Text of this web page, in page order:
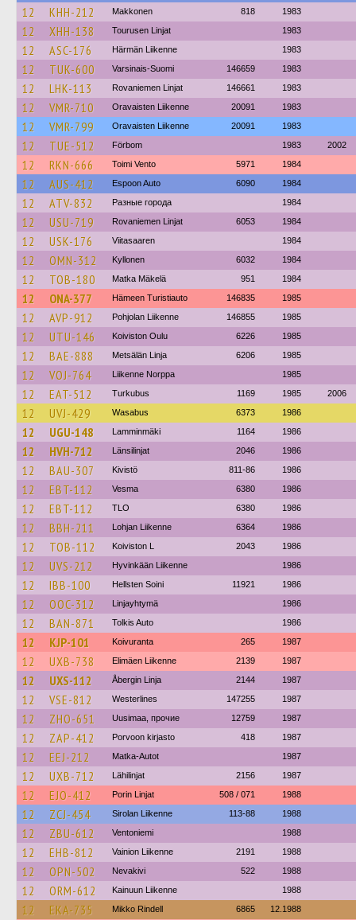
12
KHH-212 Makkonen 818 1983
12 XHH-138 Tourusen Linjat 1983
12 ASC-176 Härmän Liikenne 1983
12 TUK-600 Varsinais-Suomi 146659 1983
12 LHK-113 Rovaniemen Linjat 146661 1983
12 VMR-710 Oravaisten Liikenne 20091 1983
12 VMR-799 Oravaisten Liikenne 20091 1983
12 TUE-512 Förbom 1983 2002
12 RKN-666 Toimi Vento 5971 1984
12 AUS-412 Espoon Auto 6090 1984
12 ATV-832 Разные города 1984
12 USU-719 Rovaniemen Linjat 6053 1984
12 USK-176 Viitasaaren 1984
12 OMN-312 Kyllonen 6032 1984
12 TOB-180 Matka Mäkelä 951 1984
12 ONA-377 Hämeen Turistiauto 146835 1985
12 AVP-912 Pohjolan Liikenne 146855 1985
12 UTU-146 Koiviston Oulu 6226 1985
12 BAE-888 Metsälän Linja 6206 1985
12 VOJ-764 Liikenne Norppa 1985
12 EAT-512 Turkubus 1169 1985 2006
12 UVJ-429 Wasabus 6373 1986
12 UGU-148 Lamminmäki 1164 1986
12 HVH-712 Länsilinjat 2046 1986
12 BAU-307 Kivistö 811-86 1986
12 EBT-112 Vesma 6380 1986
12 EBT-112 TLO 6380 1986
12 BBH-211 Lohjan Liikenne 6364 1986
12 TOB-112 Koiviston L 2043 1986
12 UVS-212 Hyvinkään Liikenne 1986
12 IBB-100 Hellsten Soini 11921 1986
12 OOC-312 Linjayhtymä 1986
12 BAN-871 Tolkis Auto 1986
12 KJP-101 Koivuranta 265 1987
12 UXB-738 Elimäen Liikenne 2139 1987
12 UXS-112 Åbergin Linja 2144 1987
12 VSE-812 Westerlines 147255 1987
12 ZHO-651 Uusimaa, прочие 12759 1987
12 ZAP-412 Porvoon kirjasto 418 1987
12 EEJ-212 Matka-Autot 1987
12 UXB-712 Lähilinjat 2156 1987
12 EJO-412 Porin Linjat 508 / 071 1988
12 ZCJ-454 Sirolan Liikenne 113-88 1988
12 ZBU-612 Ventoniemi 1988
12 EHB-812 Vainion Liikenne 2191 1988
12 OPN-502 Nevakivi 522 1988
12 ORM-612 Kainuun Liikenne 1988
12 EKA-735 Mikko Rindell 6865 12.1988